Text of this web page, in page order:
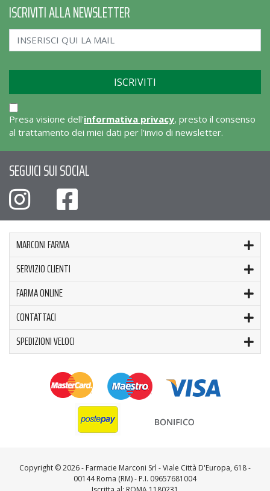
ISCRIVITI ALLA NEWSLETTER
Presa visione dell'informativa privacy, presto il consenso
al trattamento dei miei dati per l'invio di newsletter.
SEGUICI SUI SOCIAL
MARCONI FARMA
SERVIZIO CLIENTI
FARMA ONLINE
CONTATTACI
SPEDIZIONI VELOCI
Copyright ©2026 - Farmacie Marconi Srl - Viale Città D'Europa, 618 -
00144 Roma (RM) - P.I. 09657681004